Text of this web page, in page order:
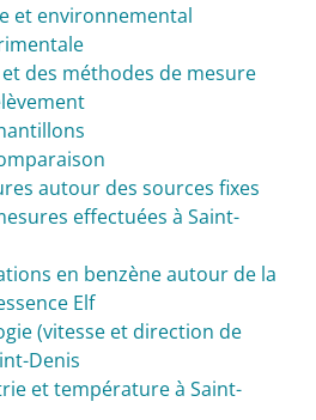
et environnemental
des méthodes de mesure
autour des sources fixes
effectuées à Saint-
en benzène autour de la
Elf
(vitesse et direction de
Denis
et température à Saint-